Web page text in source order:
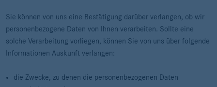
Sie können von uns eine Bestätigung darüber verlangen, ob wir
personenbezogene Daten von Ihnen verarbeiten. Sollte eine
solche Verarbeitung vorliegen, können Sie von uns über folgende
Informationen Auskunft verlangen:
die Zwecke, zu denen die personenbezogenen Daten